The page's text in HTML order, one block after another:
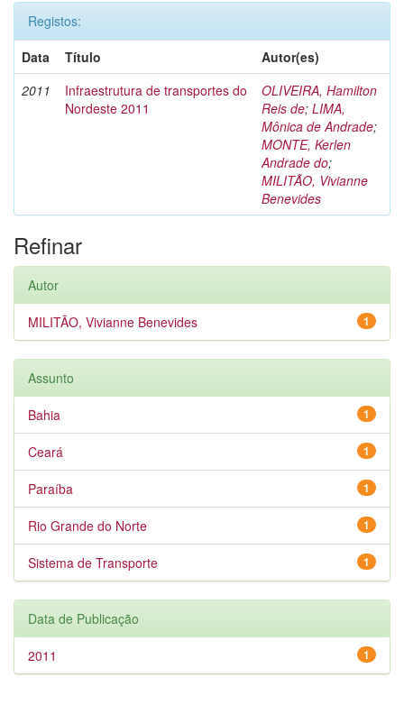
Registos:
Data
Título
Autor(es)
2011
Infraestrutura de transportes do
Nordeste 2011
OLIVEIRA, Hamilton
Reis de; LIMA,
Mônica de Andrade;
MONTE, Kerlen
Andrade do;
MILITÃO, Vivianne
Benevides
Refinar
Autor
1
MILITÃO, Vivianne Benevides
Assunto
1
Bahia
1
Ceará
1
Paraíba
1
Rio Grande do Norte
1
Sistema de Transporte
Data de Publicação
1
2011